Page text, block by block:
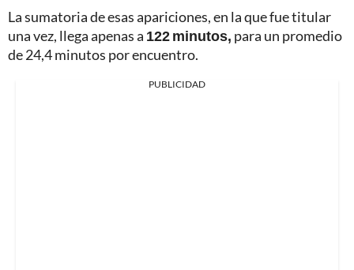
La sumatoria de esas apariciones, en la que fue titular
una vez, llega apenas a 122 minutos, para un promedio
de 24,4 minutos por encuentro.
PUBLICIDAD